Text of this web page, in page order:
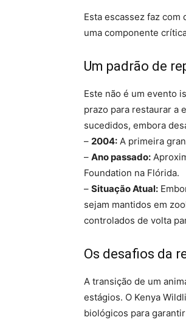
Esta escassez faz
uma componente
Um padrão de
Este não é um evento
prazo para restaurar a
sucedidos, embora
– 2004: A primeira
– Ano passado:
Foundation na Flórida.
– Situação Atual:
sejam mantidos em
controlados de volta
Os desafios da
A transição de um
estágios. O Kenya
biológicos para